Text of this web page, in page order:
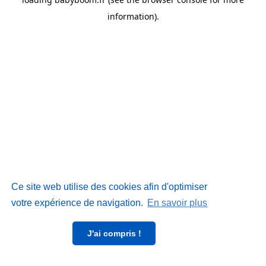
Ce site web utilise des cookies afin d'optimiser
votre expérience de navigation. En savoir plus
J'ai compris !
information).